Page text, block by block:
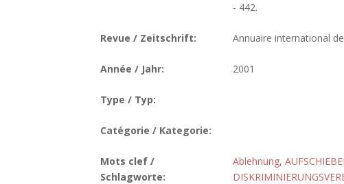
- 442.
Revue / Zeitschrift: Annuaire international
Année / Jahr: 2001
Type / Typ:
Catégorie / Kategorie:
Mots clef /
Schlagworte:
Ablehnung,